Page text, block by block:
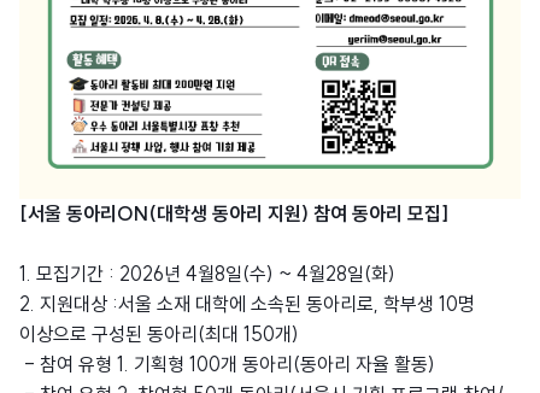
[서울 동아리ON(대학생 동아리 지원) 참여 동아리 모집]
1. 모집기간 : 2026년 4월8일(수) ~ 4월28일(화)
2. 지원대상 :서울 소재 대학에 소속된 동아리로, 학부생 10명
이상으로 구성된 동아리(최대 150개)
- 참여 유형 1. 기획형 100개 동아리(동아리 자율 활동)